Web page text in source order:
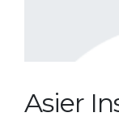
Asier